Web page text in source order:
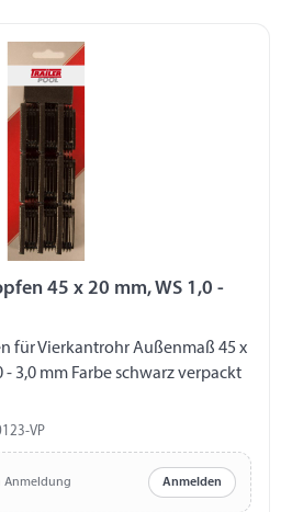
45 x 20 mm, WS 1,0 -
x
- 3,0 mm Farbe schwarz verpackt
VP
Anmeldung Anmelden